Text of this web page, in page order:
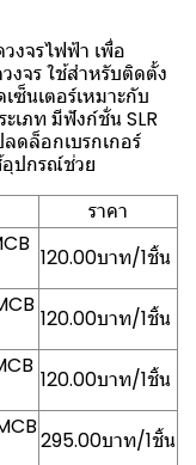
งจรไฟฟ้า เพื่อ
งจร ใช้สำหรับติดตั้ง
ซ็นเตอร์เหมาะกับ
เภท มีฟังก์ชั่น SLR
ดล็อกเบรกเกอร์
อุปกรณ์ช่วย
ราคา
120.00บาท/1ชิ้น
120.00บาท/1ชิ้น
120.00บาท/1ชิ้น
295.00บาท/1ชิ้น